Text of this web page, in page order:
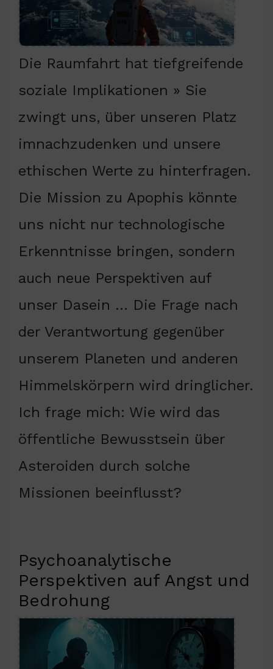
Die Raumfahrt hat tiefgreifende
soziale Implikationen » Sie
zwingt uns, über unseren Platz
imnachzudenken und unsere
ethischen Werte zu hinterfragen.
Die Mission zu Apophis könnte
uns nicht nur technologische
Erkenntnisse bringen, sondern
auch neue Perspektiven auf
unser Dasein … Die Frage nach
der Verantwortung gegenüber
unserem Planeten und anderen
Himmelskörpern wird dringlicher.
Ich frage mich: Wie wird das
öffentliche Bewusstsein über
Asteroiden durch solche
Missionen beeinflusst?
Psychoanalytische
Perspektiven auf Angst und
Bedrohung